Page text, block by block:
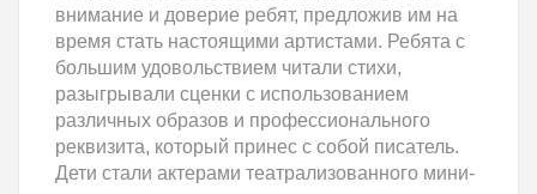
внимание и доверие ребят, предложив им на
время стать настоящими артистами. Ребята с
большим удовольствием читали стихи,
разыгрывали сценки с использованием
различных образов и профессионального
реквизита, который принес с собой писатель.
Дети стали актерами театрализованного мини-